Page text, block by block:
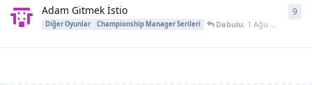
Adam Gitmek İstio
Diğer Oyunlar Championship Manager Serileri Dabulu, 1 Ağu 2004
9